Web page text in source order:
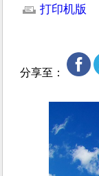
打印机版
分享至：